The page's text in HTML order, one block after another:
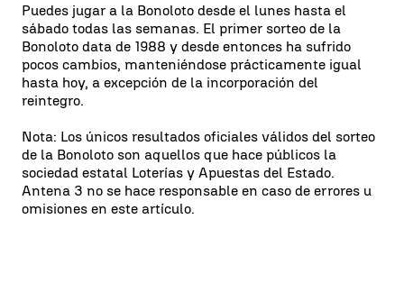
Puedes jugar a la Bonoloto desde el lunes hasta el
sábado todas las semanas. El primer sorteo de la
Bonoloto data de 1988 y desde entonces ha sufrido
pocos cambios, manteniéndose prácticamente igual
hasta hoy, a excepción de la incorporación del
reintegro.
Nota: Los únicos resultados oficiales válidos del sorteo
de la Bonoloto son aquellos que hace públicos la
sociedad estatal Loterías y Apuestas del Estado.
Antena 3 no se hace responsable en caso de errores u
omisiones en este artículo.